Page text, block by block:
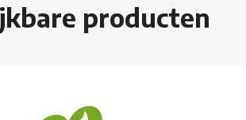
producten